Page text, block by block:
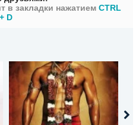
в закладки нажатием CTRL
+ D